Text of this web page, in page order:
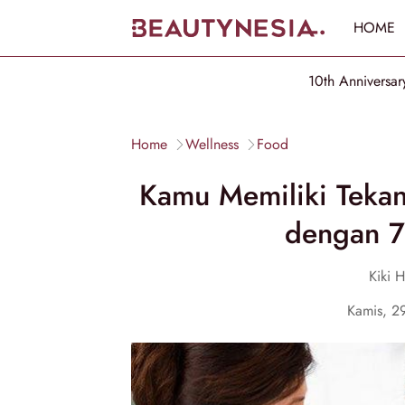
HOME
10th
Home Wellness Food
Kamu Memiliki
dengan
Kiki
Kamis,